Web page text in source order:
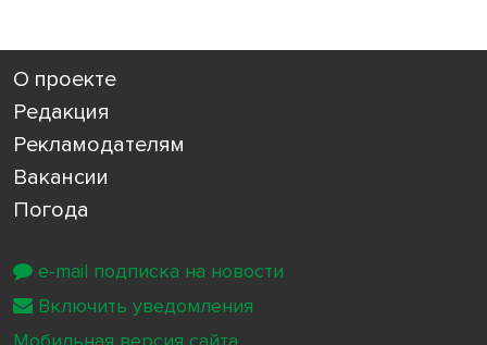
О проекте
Редакция
Рекламодателям
Вакансии
Погода
e-mail подписка на новости
Включить уведомления
Мобильная версия сайта